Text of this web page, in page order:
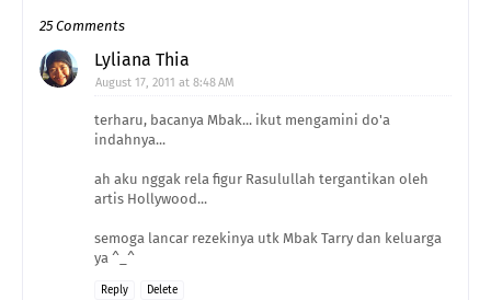
25 Comments
Lyliana Thia
August 17, 2011 at 8:48 AM
terharu, bacanya Mbak... ikut mengamini do'a
indahnya...
ah aku nggak rela figur Rasulullah tergantikan oleh
artis Hollywood...
semoga lancar rezekinya utk Mbak Tarry dan keluarga
ya ^_^
Reply Delete